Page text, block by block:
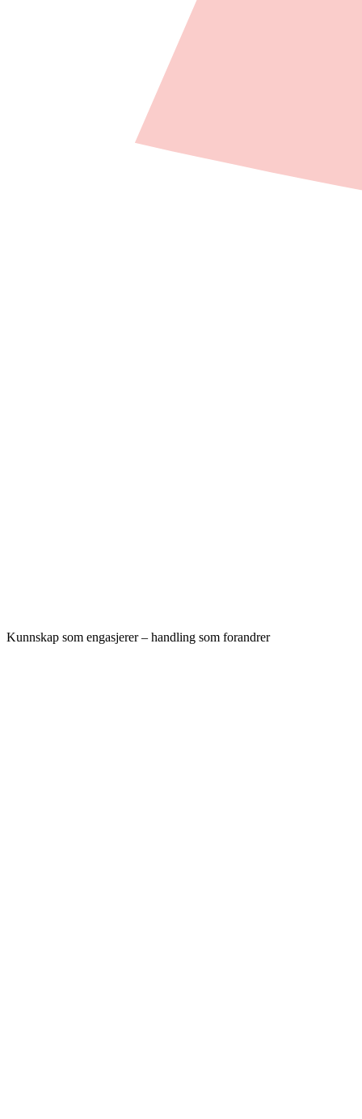
Kunnskap som engasjerer – handling som forandrer